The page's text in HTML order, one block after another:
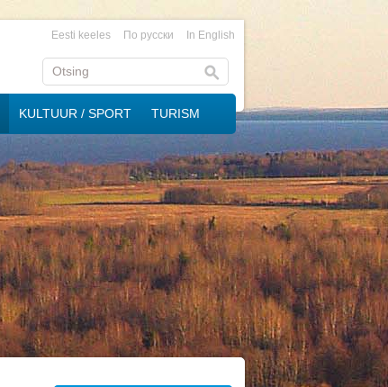
Eesti keeles По русски In English
KULTUUR / SPORT TURISM